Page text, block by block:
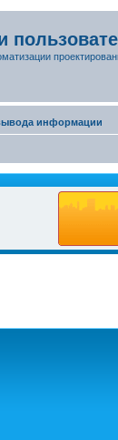
информации